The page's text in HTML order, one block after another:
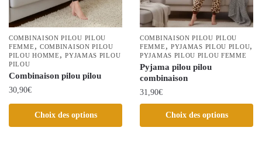
sur
la
page
du
produit
choisies
sur
la
page
produit
COMBINAISON PILOU PILOU
FEMME, COMBINAISON PILOU
PILOU HOMME,PYJAMAS PILOU
PILOU
Combinaison pilou pilou
30,90€
Choix des options
produit
COMBINAISON PILOU PILOU
FEMME, PYJAMAS PILOU PILOU,
PYJAMAS PILOU PILOU FEMME
Pyjama pilou pilou
combinaison
31,90€
Choix des options
produit